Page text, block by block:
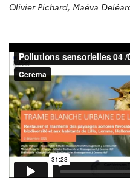
Olivier Pichard, Maéva